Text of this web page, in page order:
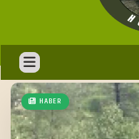
HABER